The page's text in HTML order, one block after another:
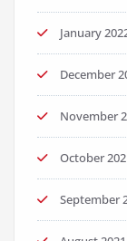
January
December
November
October
September